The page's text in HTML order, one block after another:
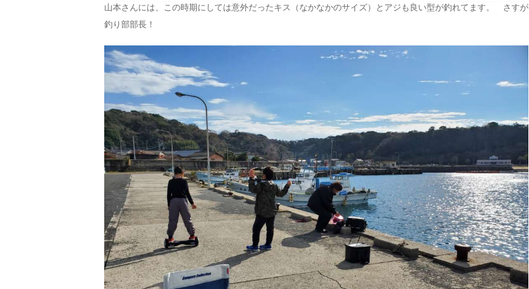
山本さんには、この時期にしては意外だったキス（なかなかのサイズ）とアジも良い型が釣れてます。 さすが
釣り部部長！